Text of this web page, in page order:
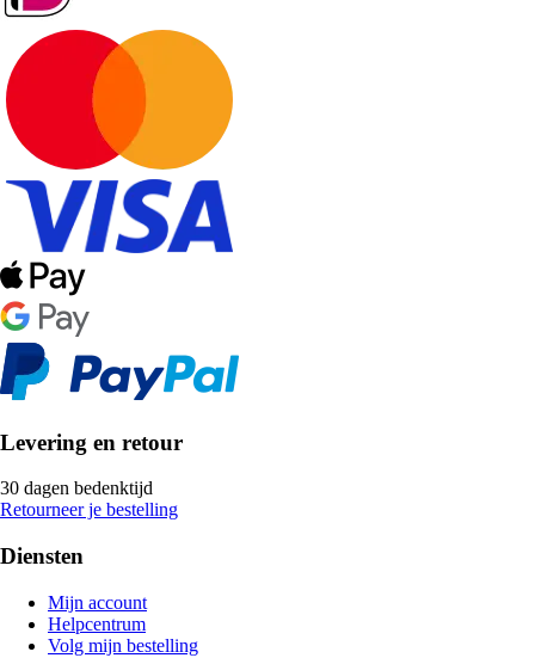
Levering en retour
30 dagen bedenktijd
Retourneer je bestelling
Diensten
Mijn account
Helpcentrum
Volg mijn bestelling